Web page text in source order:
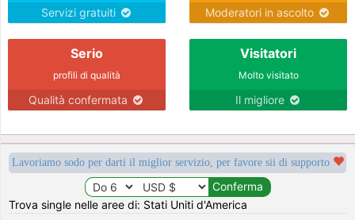
Servizi gratuiti Moderatori in ascolto
Serio
profili di qualità
Qualità confermata
Visitatori
Molto visitato
Il migliore
Lavoriamo sodo per darti il miglior servizio, per favore sii di supporto
Trova single nelle aree di: Stati Uniti d'America